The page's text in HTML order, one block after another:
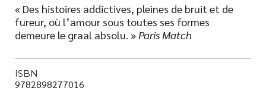
« Des histoires addictives, pleines de bruit et de
fureur, où l’amour sous toutes ses formes
demeure le graal absolu. » Paris Match
ISBN
9782898277016